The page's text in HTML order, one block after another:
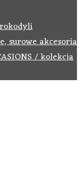
surowe akcesoria
/ kolekcja